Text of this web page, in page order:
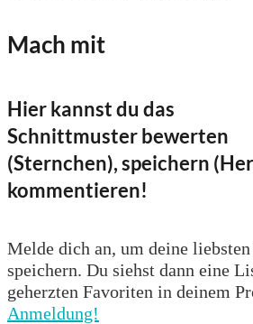
Mach mit
Hier kannst du das
Schnittmuster bewerten
(Sternchen), speichern
kommentieren!
Melde dich an, um deine
speichern. Du siehst dann eine
geherzten Favoriten in deinem
Anmeldung!